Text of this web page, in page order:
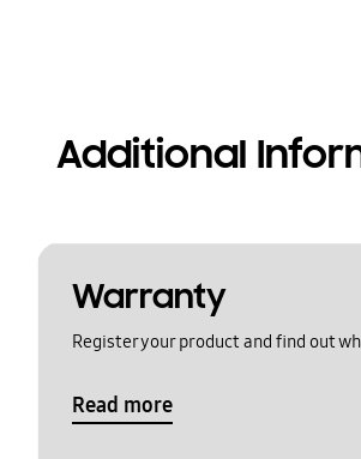
Additional
Warranty
Register your product and find out
Read more